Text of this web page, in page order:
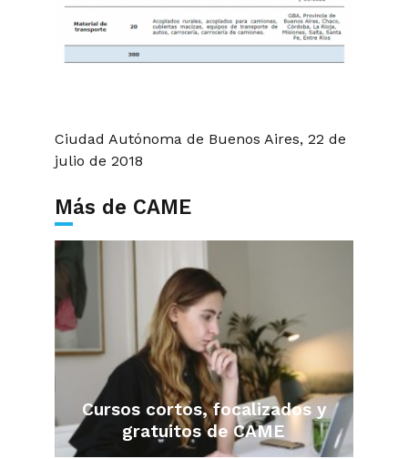
Ciudad Autónoma de Buenos Aires, 22 de
julio de 2018
Más de CAME
Cursos cortos, focalizados y
gratuitos de CAME